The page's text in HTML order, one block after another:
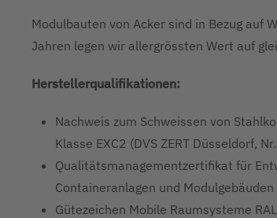
Modulbauten von Acker sind in Bezug auf
Jahren legen wir allergrössten Wert auf
Herstellerqualifikationen:
Nachweis zum Schweissen von
Klasse EXC2 (DVS ZERT Düsseldorf,
Qualitätsmanagementzertifikat für
Containeranlagen und
Gütezeichen Mobile Raumsysteme